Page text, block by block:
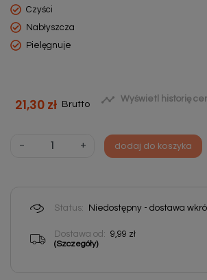
Czyści
Nabłyszcza
Pielęgnuje
21,30 zł Brutto  Wyświetl historię
- + dodaj do koszyka
Status: Niedostępny - dostawa
Dostawa od: 9,99 zł
(Szczegóły)